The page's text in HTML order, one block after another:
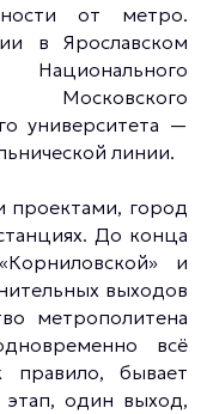
от метро.
в Ярославском
университета —
линии.
проектами, город
До конца
и
выходов
метрополитена
всё
бывает
этап, один выход,